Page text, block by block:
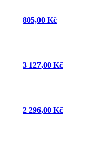
805,00 Kč
3 127,00 Kč
2 296,00 Kč